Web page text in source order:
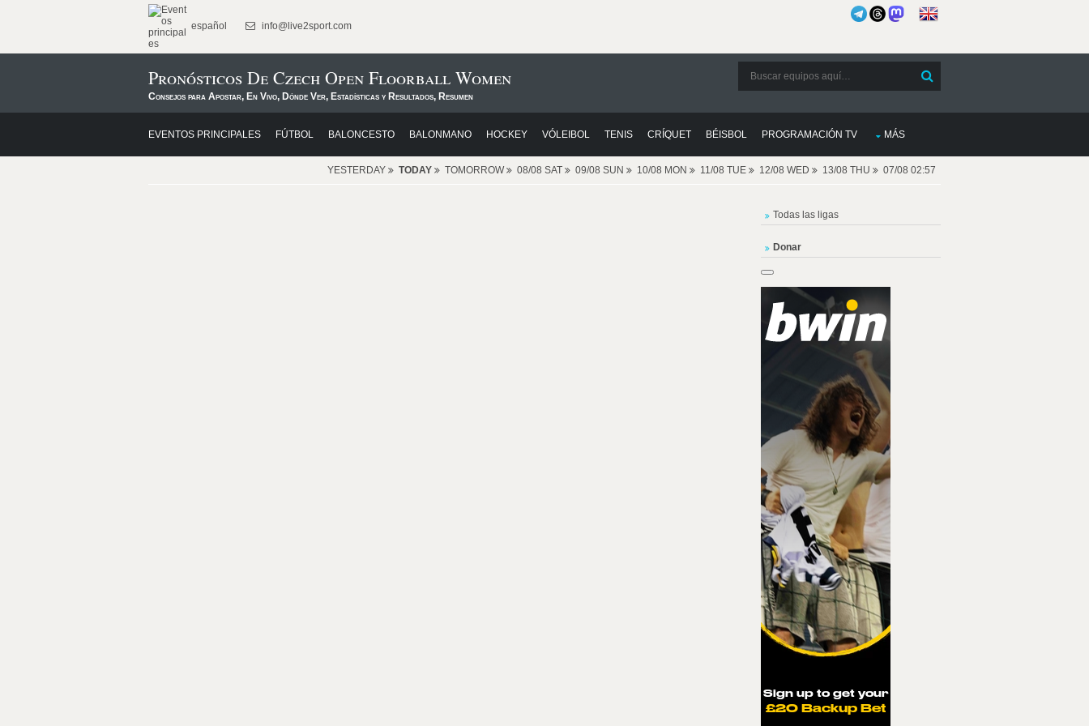
español info@live2sport.com
Pronósticos De Czech Open Floorball Women
Consejos para Apostar, En Vivo, Dónde Ver, Estadísticas y Resultados, Resumen
EVENTOS PRINCIPALES FÚTBOL BALONCESTO BALONMANO HOCKEY VÓLEIBOL TENIS CRÍQUET BÉISBOL PROGRAMACIÓN TV MÁS
YESTERDAY TODAY TOMORROW 08/08 SAT 09/08 SUN 10/08 MON 11/08 TUE 12/08 WED 13/08 THU 07/08 02:57
Todas las ligas
Donar